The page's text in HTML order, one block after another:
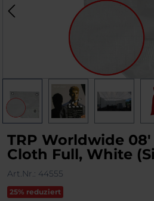
TRP Worldwide
Cloth Full, White
Art.Nr.: 44555
25% reduziert